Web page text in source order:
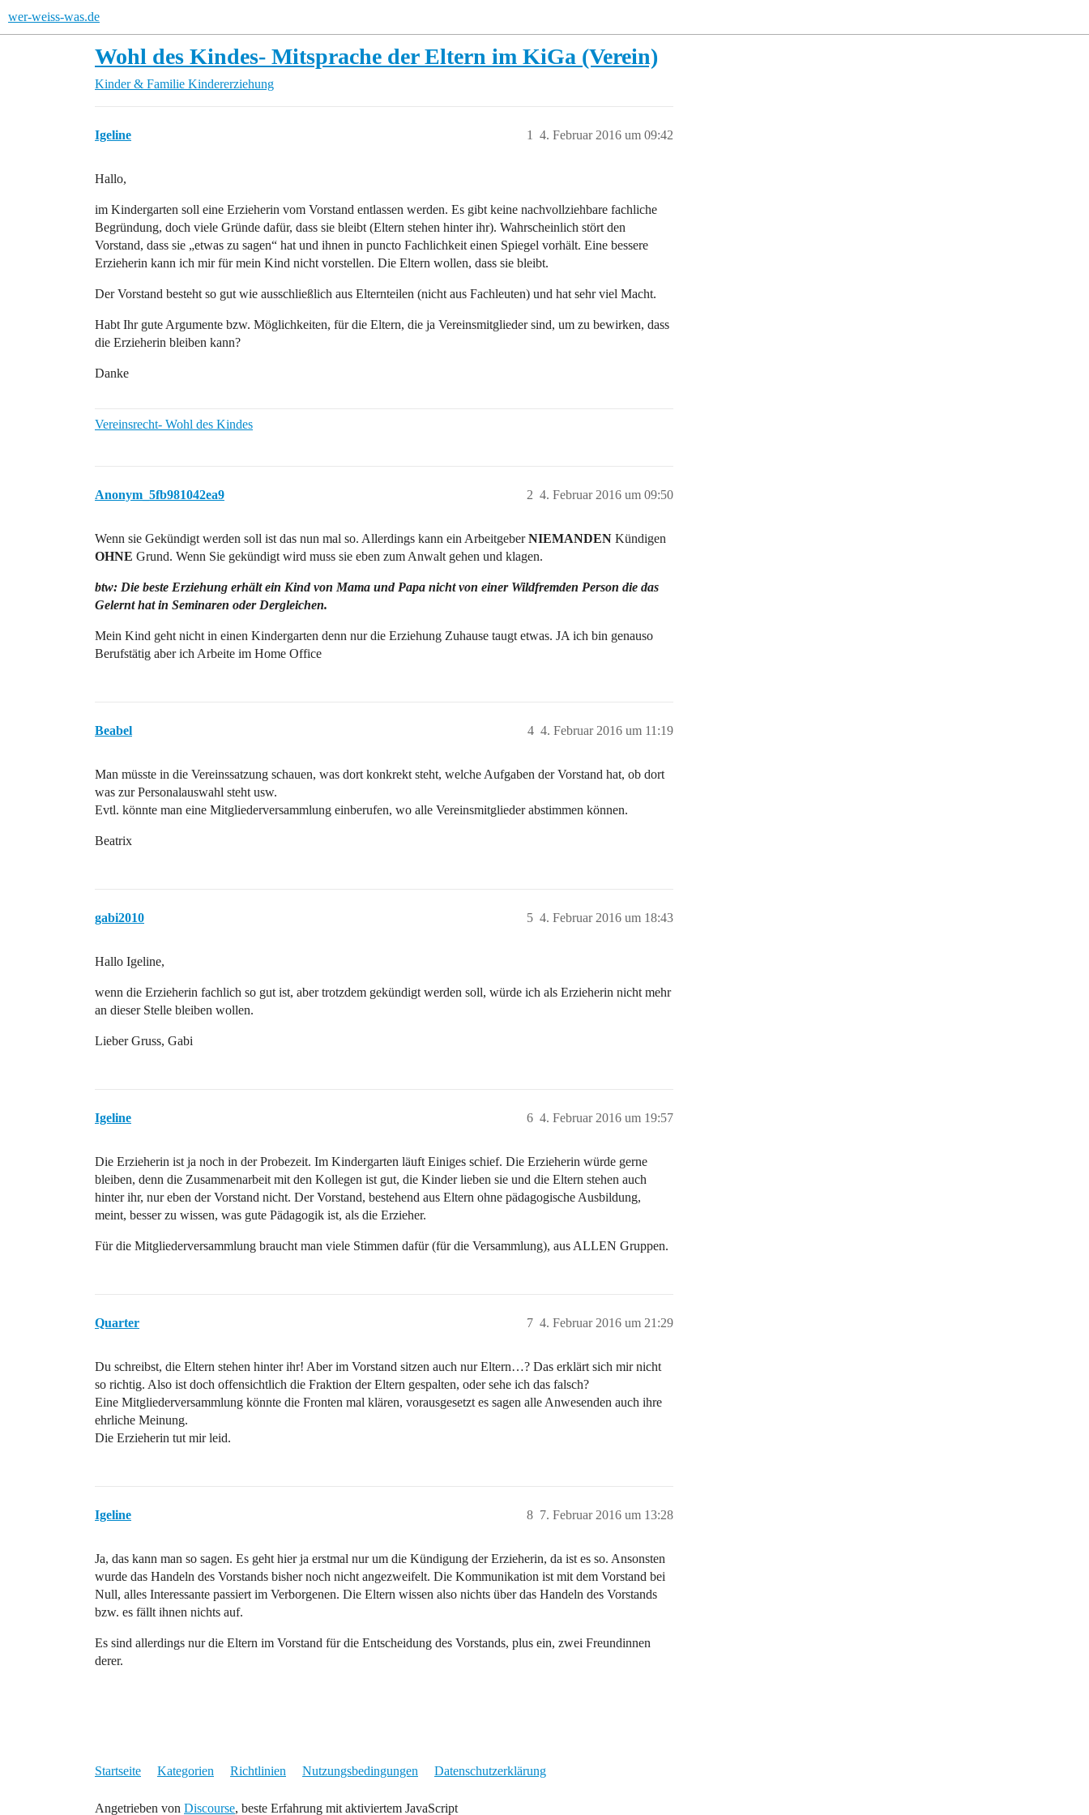
wer-weiss-was.de
Wohl des Kindes- Mitsprache der Eltern im KiGa (Verein)
Kinder & Familie Kindererziehung
Igeline 4. Februar 2016 um 09:42
1
Hallo,
im Kindergarten soll eine Erzieherin vom Vorstand entlassen werden. Es gibt keine nachvollziehbare fachliche
Begründung, doch viele Gründe dafür, dass sie bleibt (Eltern stehen hinter ihr). Wahrscheinlich stört den
Vorstand, dass sie „etwas zu sagen“ hat und ihnen in puncto Fachlichkeit einen Spiegel vorhält. Eine bessere
Erzieherin kann ich mir für mein Kind nicht vorstellen. Die Eltern wollen, dass sie bleibt.
Der Vorstand besteht so gut wie ausschließlich aus Elternteilen (nicht aus Fachleuten) und hat sehr viel Macht.
Habt Ihr gute Argumente bzw. Möglichkeiten, für die Eltern, die ja Vereinsmitglieder sind, um zu bewirken, dass
die Erzieherin bleiben kann?
Danke
Vereinsrecht- Wohl des Kindes
Anonym_5fb981042ea9 4. Februar 2016 um 09:50
2
Wenn sie Gekündigt werden soll ist das nun mal so. Allerdings kann ein ArbeitgeberNIEMANDEN Kündigen
OHNE Grund. Wenn Sie gekündigt wird muss sie eben zum Anwalt gehen und klagen.
btw: Die beste Erziehung erhält ein Kind von Mama und Papa nicht von einer Wildfremden Person die das
Gelernt hat in Seminaren oder Dergleichen.
Mein Kind geht nicht in einen Kindergarten denn nur die Erziehung Zuhause taugt etwas. JA ich bin genauso
Berufstätig aber ich Arbeite im Home Office
Beabel 4. Februar 2016 um 11:19
4
Man müsste in die Vereinssatzung schauen, was dort konkrekt steht, welche Aufgaben der Vorstand hat, ob dort
was zur Personalauswahl steht usw.
Evtl. könnte man eine Mitgliederversammlung einberufen, wo alle Vereinsmitglieder abstimmen können.
Beatrix
gabi2010 4. Februar 2016 um 18:43
5
Hallo Igeline,
wenn die Erzieherin fachlich so gut ist, aber trotzdem gekündigt werden soll, würde ich als Erzieherin nicht mehr
an dieser Stelle bleiben wollen.
Lieber Gruss, Gabi
Igeline 4. Februar 2016 um 19:57
6
Die Erzieherin ist ja noch in der Probezeit. Im Kindergarten läuft Einiges schief. Die Erzieherin würde gerne
bleiben, denn die Zusammenarbeit mit den Kollegen ist gut, die Kinder lieben sie und die Eltern stehen auch
hinter ihr, nur eben der Vorstand nicht. Der Vorstand, bestehend aus Eltern ohne pädagogische Ausbildung,
meint, besser zu wissen, was gute Pädagogik ist, als die Erzieher.
Für die Mitgliederversammlung braucht man viele Stimmen dafür (für die Versammlung), aus ALLEN Gruppen.
Quarter 4. Februar 2016 um 21:29
7
Du schreibst, die Eltern stehen hinter ihr! Aber im Vorstand sitzen auch nur Eltern…? Das erklärt sich mir nicht
so richtig. Also ist doch offensichtlich die Fraktion der Eltern gespalten, oder sehe ich das falsch?
Eine Mitgliederversammlung könnte die Fronten mal klären, vorausgesetzt es sagen alle Anwesenden auch ihre
ehrliche Meinung.
Die Erzieherin tut mir leid.
Igeline 7. Februar 2016 um 13:28
8
Ja, das kann man so sagen. Es geht hier ja erstmal nur um die Kündigung der Erzieherin, da ist es so. Ansonsten
wurde das Handeln des Vorstands bisher noch nicht angezweifelt. Die Kommunikation ist mit dem Vorstand bei
Null, alles Interessante passiert im Verborgenen. Die Eltern wissen also nichts über das Handeln des Vorstands
bzw. es fällt ihnen nichts auf.
Es sind allerdings nur die Eltern im Vorstand für die Entscheidung des Vorstands, plus ein, zwei Freundinnen
derer.
Startseite Kategorien Richtlinien Nutzungsbedingungen Datenschutzerklärung
Angetrieben von Discourse, beste Erfahrung mit aktiviertem JavaScript